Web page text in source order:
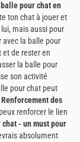
pour chat en
ton chat à jouer et
mais aussi pour
avec la balle pour
de rester en
la balle pour
son activité
pour chat peut
Renforcement des
renforcer le lien
- un must pour
absolument